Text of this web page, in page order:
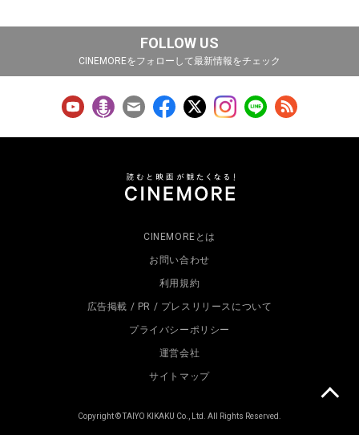
FOLLOW US
CINEMOREをフォローして最新情報をチェック
CINEMOREとは
お問い合わせ
利用規約
広告掲載 / PR / プレスリリースについて
プライバシーポリシー
運営会社
サイトマップ
Copyright © TAIYO KIKAKU Co., Ltd. All Rights Reserved.